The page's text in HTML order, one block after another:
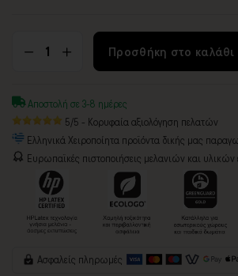
Προσθήκη στο καλάθι
Αποστολή σε 3-8 ημέρες
5/5 - Κορυφαία αξιολόγηση πελατών
Ελληνικά Χειροποίητα προϊόντα δικής μας
Ευρωπαϊκές πιστοποιήσεις μελανιών και
Ασφαλείς πληρωμές